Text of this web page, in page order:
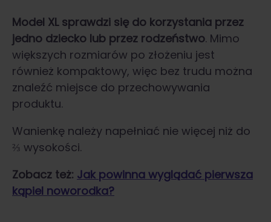
Model XL sprawdzi się do korzystania przez
jedno dziecko lub przez rodzeństwo. Mimo
większych rozmiarów po złożeniu jest
również kompaktowy, więc bez trudu można
znaleźć miejsce do przechowywania
produktu.
Wanienkę należy napełniać nie więcej niż do
⅔ wysokości.
Zobacz też: Jak powinna wyglądać pierwsza
kąpiel noworodka?